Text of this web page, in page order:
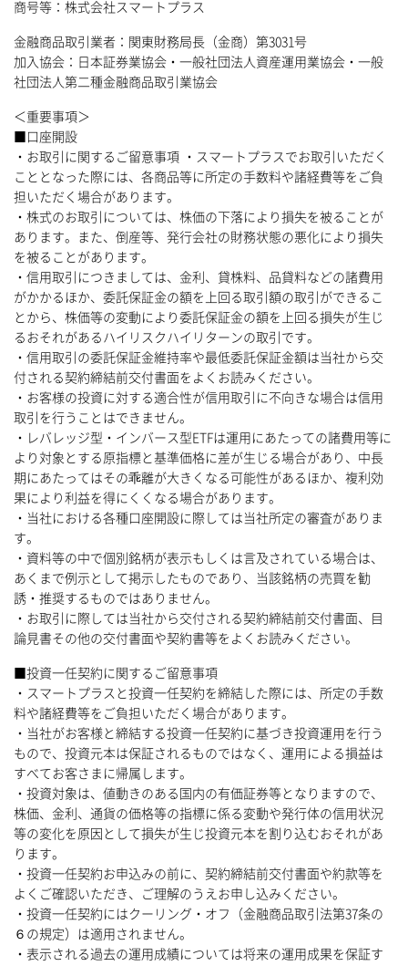
商号等：株式会社スマートプラス
金融商品取引業者：関東財務局長（金商）第3031号
加入協会：日本証券業協会・一般社団法人資産運用業協会・一般
社団法人第二種金融商品取引業協会
＜重要事項＞
■口座開設
・お取引に関するご留意事項 ・スマートプラスでお取引いただく
こととなった際には、各商品等に所定の手数料や諸経費等をご負
担いただく場合があります。
・株式のお取引については、株価の下落により損失を被ることが
あります。また、倒産等、発行会社の財務状態の悪化により損失
を被ることがあります。
・信用取引につきましては、金利、貸株料、品貸料などの諸費用
がかかるほか、委託保証金の額を上回る取引額の取引ができるこ
とから、株価等の変動により委託保証金の額を上回る損失が生じ
るおそれがあるハイリスクハイリターンの取引です。
・信用取引の委託保証金維持率や最低委託保証金額は当社から交
付される契約締結前交付書面をよくお読みください。
・お客様の投資に対する適合性が信用取引に不向きな場合は信用
取引を行うことはできません。
・レバレッジ型・インバース型ETFは運用にあたっての諸費用等に
より対象とする原指標と基準価格に差が生じる場合があり、中長
期にあたってはその乖離が大きくなる可能性があるほか、複利効
果により利益を得にくくなる場合があります。
・当社における各種口座開設に際しては当社所定の審査がありま
す。
・資料等の中で個別銘柄が表示もしくは言及されている場合は、
あくまで例示として掲示したものであり、当該銘柄の売買を勧
誘・推奨するものではありません。
・お取引に際しては当社から交付される契約締結前交付書面、目
論見書その他の交付書面や契約書等をよくお読みください。
■投資一任契約に関するご留意事項
・スマートプラスと投資一任契約を締結した際には、所定の手数
料や諸経費等をご負担いただく場合があります。
・当社がお客様と締結する投資一任契約に基づき投資運用を行う
もので、投資元本は保証されるものではなく、運用による損益は
すべてお客さまに帰属します。
・投資対象は、値動きのある国内の有価証券等となりますので、
株価、金利、通貨の価格等の指標に係る変動や発行体の信用状況
等の変化を原因として損失が生じ投資元本を割り込むおそれがあ
ります。
・投資一任契約お申込みの前に、契約締結前交付書面や約款等を
よくご確認いただき、ご理解のうえお申し込みください。
・投資一任契約にはクーリング・オフ（金融商品取引法第37条の
６の規定）は適用されません。
・表示される過去の運用成績については将来の運用成果を保証す